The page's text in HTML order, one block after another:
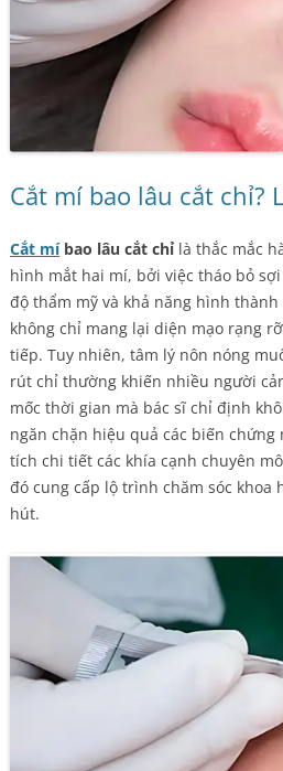
Cắt mí bao lâu cắt
Cắt míbao lâu cắt chỉ là thắc mắc
hình mắt hai mí, bởi việc tháo bỏ
độ thẩm mỹ và khả năng hình
không chỉ mang lại diện mạo rạng
tiếp. Tuy nhiên, tâm lý nôn nóng
rút chỉ thường khiến nhiều người
mốc thời gian mà bác sĩ chỉ định
ngăn chặn hiệu quả các biến
tích chi tiết các khía cạnh chuyên
đó cung cấp lộ trình chăm sóc
hút.